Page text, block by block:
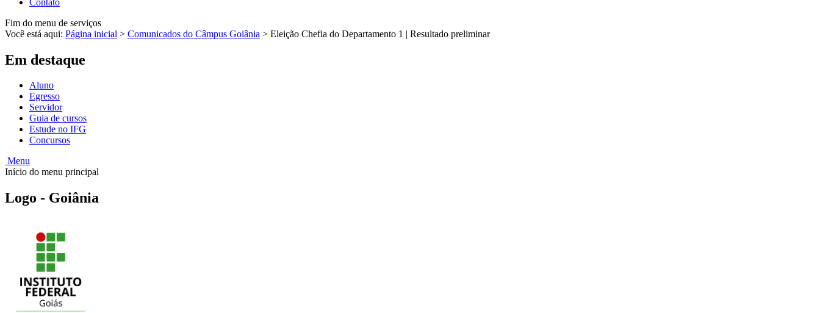
Fim do menu de serviços
Você está aqui: Página inicial > Comunicados do Câmpus Goiânia > Eleição Chefia do Departamento 1 | Resultado preliminar
Em destaque
Aluno
Egresso
Servidor
Guia de cursos
Estude no IFG
Concursos
Menu
Início do menu principal
Logo - Goiânia